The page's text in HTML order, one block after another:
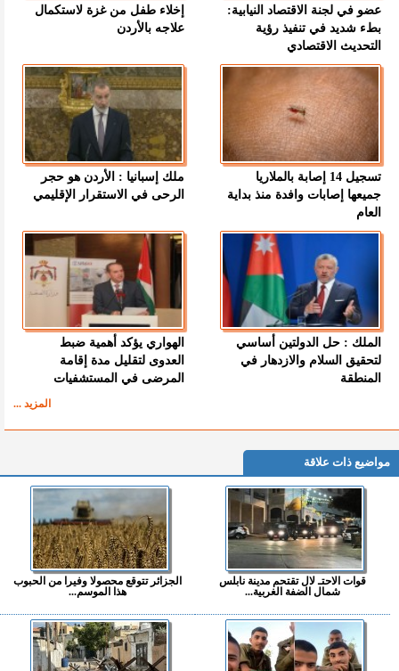
عضو في لجنة الاقتصاد النيابية:
بطء شديد في تنفيذ رؤية
التحديث الاقتصادي
إخلاء طفل من غزة لاستكمال
علاجه بالأردن
تسجيل 14 إصابة بالملاريا
جميعها إصابات وافدة منذ بداية
العام
ملك إسبانيا : الأردن هو حجر
الرحى في الاستقرار الإقليمي
الملك : حل الدولتين أساسي
لتحقيق السلام والازدهار في
المنطقة
الهواري يؤكد أهمية ضبط
العدوى لتقليل مدة إقامة
المرضى في المستشفيات
المزيد ...
مواضيع ذات علاقة
قوات الاحتـ لال تقتحم مدينة نابلس
شمال الضفة الغربية...
الجزائر تتوقع محصولا وفيرا من الحبوب
هذا الموسم...